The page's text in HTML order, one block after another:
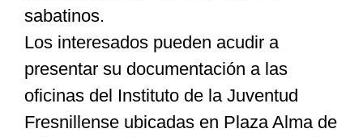
sabatinos.
Los interesados pueden acudir a
presentar su documentación a las
oficinas del Instituto de la Juventud
Fresnillense ubicadas en Plaza Alma de